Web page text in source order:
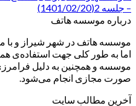
– جلسه 2(1401/02/20)
درباره موسسه هاتف
موسسه هاتف در شهر شیراز و
اما به طور کلی جهت استفاده‌ی
موسسه و همچنین به دلیل
صورت مجازی انجام می‌شود.
آخرین مطالب سایت